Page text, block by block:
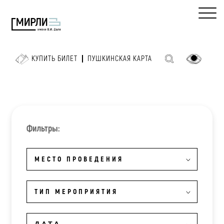
КУПИТЬ БИЛЕТ ПУШКИНСКАЯ КАРТА
Фильтры:
МЕСТО ПРОВЕДЕНИЯ
ТИП МЕРОПРИЯТИЯ